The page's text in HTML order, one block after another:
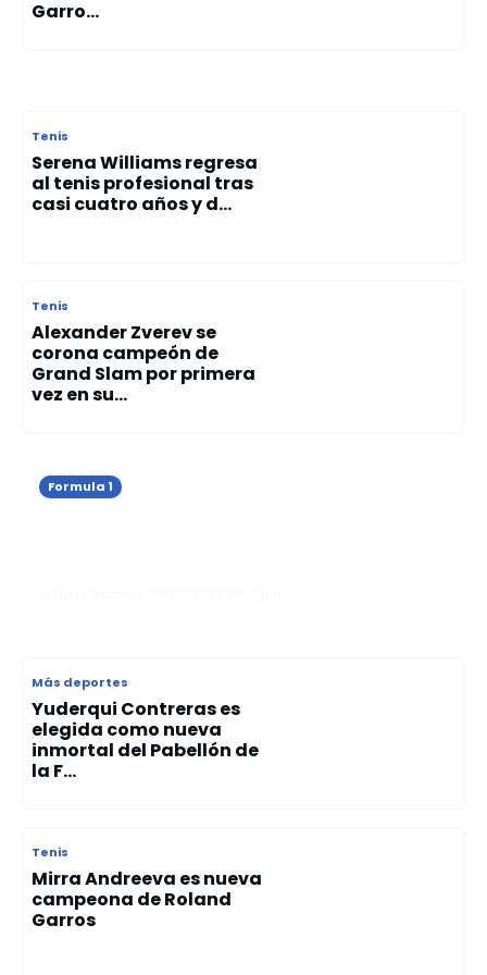
Garro...
Tenis
Serena Williams regresa
al tenis profesional tras
casi cuatro años y d...
Tenis
Alexander Zverev se
corona campeón de
Grand Slam por primera
vez en su...
Formula 1
Más deportes
Yuderqui Contreras es
elegida como nueva
inmortal del Pabellón de
la F...
Tenis
Mirra Andreeva es nueva
campeona de Roland
Garros